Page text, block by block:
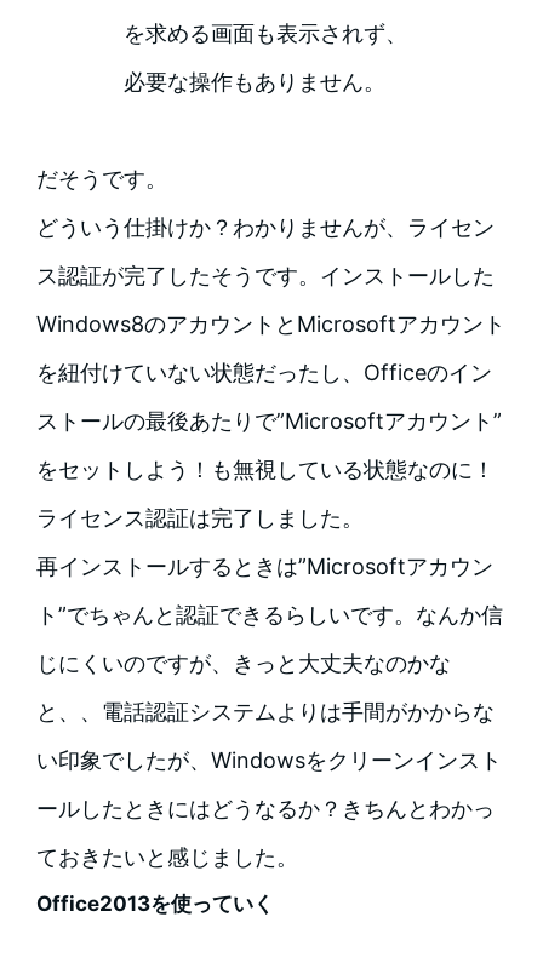
を求める画面も表示されず、
必要な操作もありません。
だそうです。
どういう仕掛けか？わかりませんが、ライセン
ス認証が完了したそうです。インストールした
Windows8のアカウントとMicrosoftアカウント
を紐付けていない状態だったし、Officeのイン
ストールの最後あたりで”Microsoftアカウント”
をセットしよう！も無視している状態なのに！
ライセンス認証は完了しました。
再インストールするときは”Microsoftアカウン
ト”でちゃんと認証できるらしいです。なんか信
じにくいのですが、きっと大丈夫なのかな
と、、電話認証システムよりは手間がかからな
い印象でしたが、Windowsをクリーンインスト
ールしたときにはどうなるか？きちんとわかっ
ておきたいと感じました。
Office2013を使っていく